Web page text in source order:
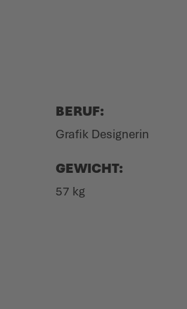
BERUF:
Grafik Desi­gnerin
GEWICHT:
57 kg